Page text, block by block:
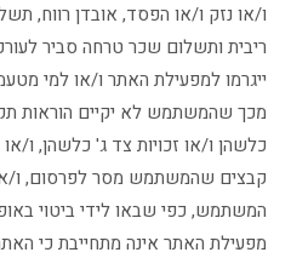
ו/או נזק ו/או הפסד, אובדן רווח,
ריבית ותשלום שכר טרחה סביר
ייגרמו למפעילת האתר ו/או למי
מכך שהמשתמש לא יקיים הוראות
כלשהן ו/או זכויות צד ג' כלשהן, ו/
קבצים שהמשתמש מסר לפרסום, ו/
המשתמש, כפי שבאו לידי ביטוי
מפעילת האתר אינה מתחייבת כי